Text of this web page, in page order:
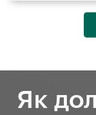
Як